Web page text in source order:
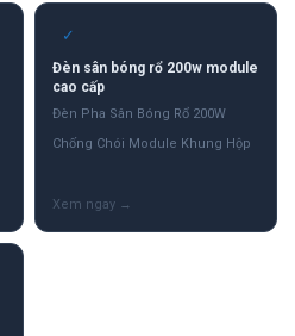
✓
Đèn sân bóng rổ 200w module
cao cấp
Đèn Pha Sân Bóng Rổ 200W
Chống Chói Module Khung Hộp